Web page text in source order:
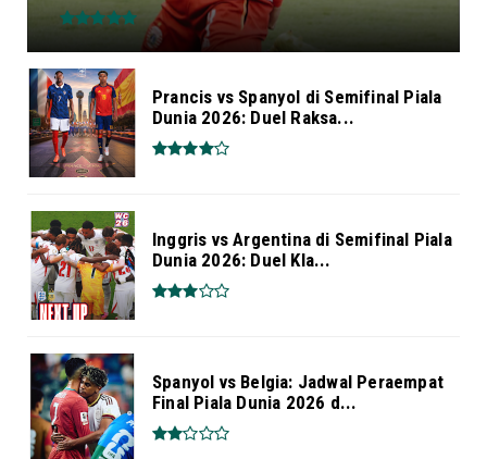
Prancis vs Spanyol di Semifinal Piala
Dunia 2026: Duel Raksa...
Inggris vs Argentina di Semifinal Piala
Dunia 2026: Duel Kla...
Spanyol vs Belgia: Jadwal Peraempat
Final Piala Dunia 2026 d...